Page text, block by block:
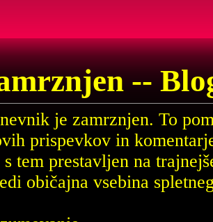
--
je zamrznjen. To
prispevkov in
tem prestavljen na
običajna vsebina